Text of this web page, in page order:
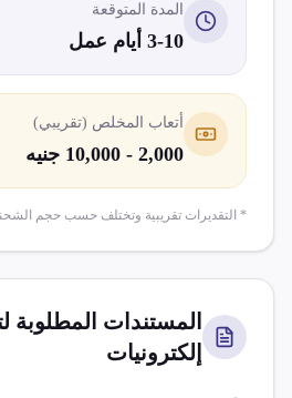
المدة المتوقعة
3-10 أيام عمل
أتعاب المخلص (تقريبي)
2,000 - 10,000 جنيه
* التقديرات تقريبية وتختلف حسب حجم
المستندات المطلوبة
إلكترونيات